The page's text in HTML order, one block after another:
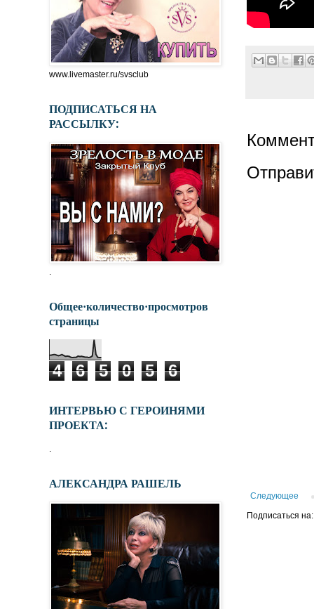
Следующее
Подписаться
www.livemaster.ru/svsclub
ПОДПИСАТЬСЯ НА
РАССЫЛКУ:
.
Общее·количество·просмотров
страницы
4 6 5 0 5 6
ИНТЕРВЬЮ С ГЕРОИНЯМИ
ПРОЕКТА:
.
АЛЕКСАНДРА РАШЕЛЬ